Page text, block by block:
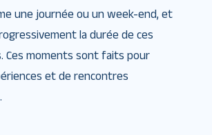
une journée ou un week-end, et
la durée de ces
Ces moments sont faits pour
et de rencontres